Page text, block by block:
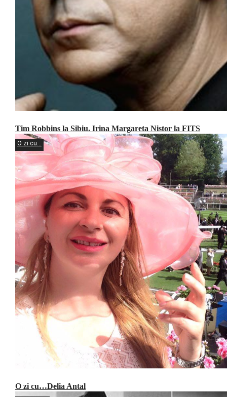
Tim Robbins la Sibiu. Irina Margareta Nistor la FITS
O zi cu...
O zi cu…Delia Antal